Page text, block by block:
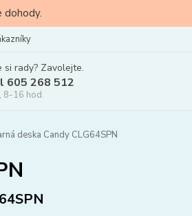
dohody.
si rady? Zavolejte.
605 268 512
8-16 hod.
deska Candy CLG64SPN